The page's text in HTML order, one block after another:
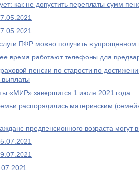
как не допустить переплаты сумм
ПФР можно получить в упрощенном
время работают телефоны для
пенсии по старости по
выплаты
«МИР» завершится 1 июля 2021 года
распорядились материнским
предпенсионного возраста